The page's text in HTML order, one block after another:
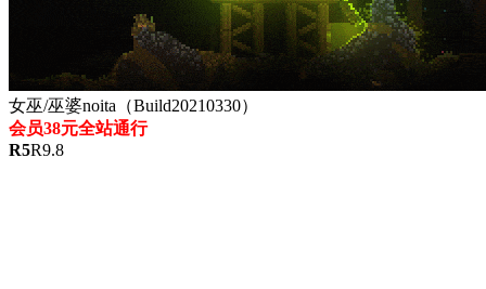
女巫/巫婆noita（Build20210330）
会员38元全站通行
R5R9.8